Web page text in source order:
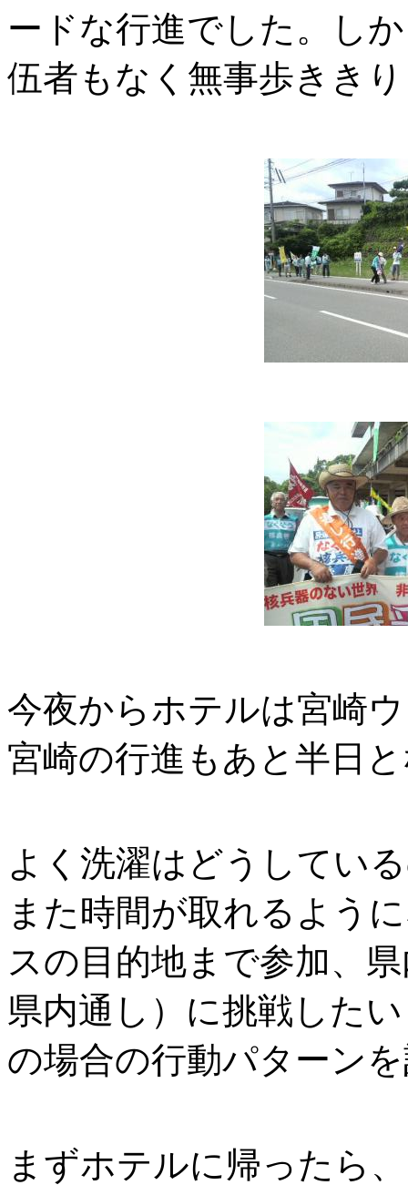
ードな行進でした。し
伍者もなく無事歩きき
今夜からホテルは宮崎
宮崎の行進もあと半日
よく洗濯はどうしてい
また時間が取れるよう
スの目的地まで参加、
県内通し）に挑戦した
の場合の行動パターン
まずホテルに帰ったら